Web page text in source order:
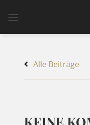
Inhalt
Alle Beiträge